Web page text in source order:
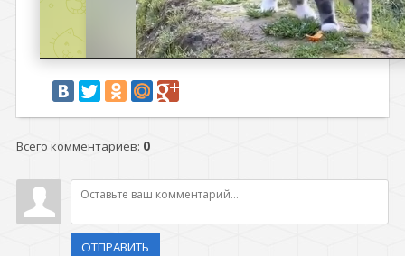
Всего комментариев: 0
ОТПРАВИТЬ